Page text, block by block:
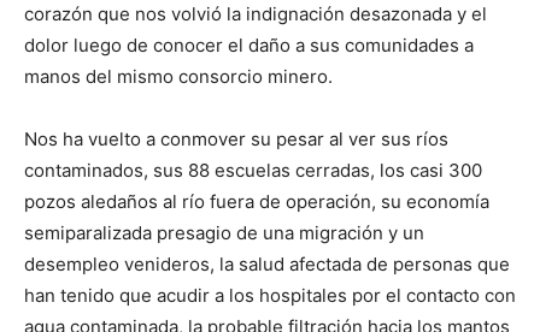
corazón que nos volvió la indignación desazonada y el
dolor luego de conocer el daño a sus comunidades a
manos del mismo consorcio minero.
Nos ha vuelto a conmover su pesar al ver sus ríos
contaminados, sus 88 escuelas cerradas, los casi 300
pozos aledaños al río fuera de operación, su economía
semiparalizada presagio de una migración y un
desempleo venideros, la salud afectada de personas que
han tenido que acudir a los hospitales por el contacto con
agua contaminada, la probable filtración hacia los mantos